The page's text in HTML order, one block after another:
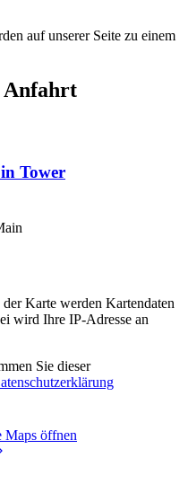
auf unserer Seite zu einem
Anfahrt
Tower
Karte werden Kartendaten
wird Ihre IP-Adresse an
Sie dieser
Maps öffnen